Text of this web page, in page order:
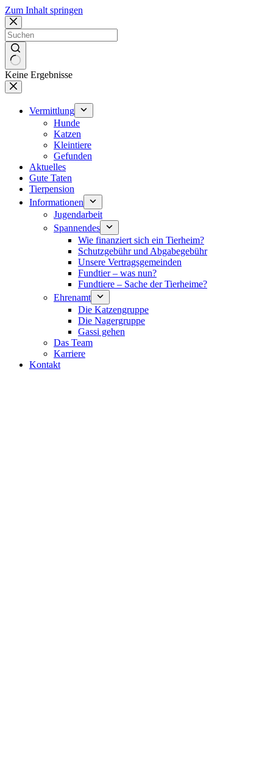
Zum Inhalt springen
Keine Ergebnisse
Vermittlung
Hunde
Katzen
Kleintiere
Gefunden
Aktuelles
Gute Taten
Tierpension
Informationen
Jugendarbeit
Spannendes
Wie finanziert sich ein Tierheim?
Schutzgebühr und Abgabegebühr
Unsere Vertragsgemeinden
Fundtier – was nun?
Fundtiere – Sache der Tierheime?
Ehrenamt
Die Katzengruppe
Die Nagergruppe
Gassi gehen
Das Team
Karriere
Kontakt